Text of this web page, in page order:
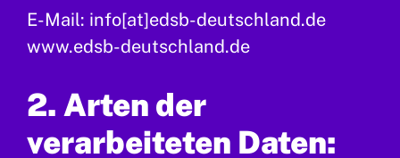
E-Mail: info[at]edsb-deutschland.de
www.edsb-deutschland.de
2. Arten der
verarbeiteten Daten: